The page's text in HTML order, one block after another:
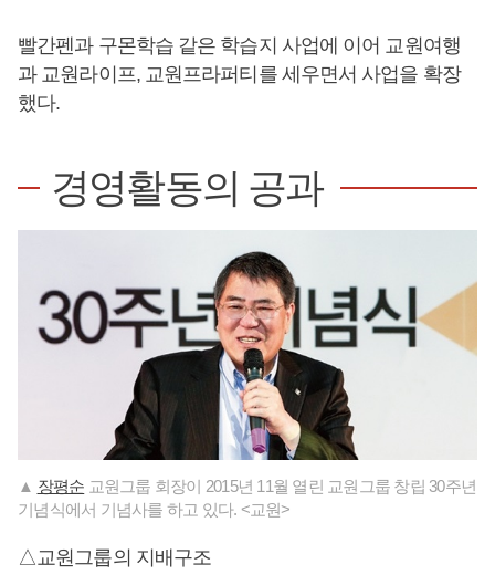
빨간펜과 구몬학습 같은 학습지 사업에 이어 교원여행
과 교원라이프, 교원프라퍼티를 세우면서 사업을 확장
했다.
경영활동의 공과
▲ 장평순 교원그룹 회장이 2015년 11월 열린 교원그룹 창립 30주년
기념식에서 기념사를 하고 있다. <교원>
△교원그룹의 지배구조